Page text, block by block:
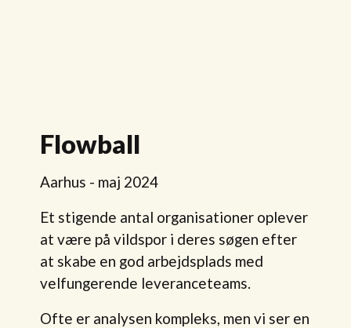
Flowball
Aarhus - maj 2024
Et stigende antal organisationer oplever
at være på vildspor i deres søgen efter
at skabe en god arbejdsplads med
velfungerende leveranceteams.
Ofte er analysen kompleks, men vi ser en